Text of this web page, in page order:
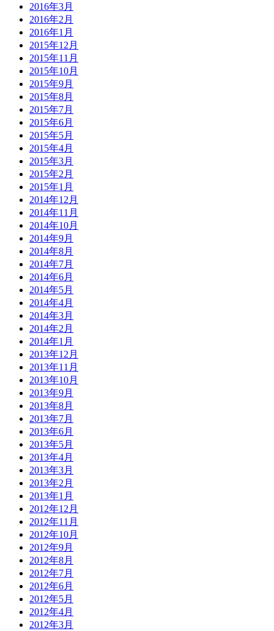
2016年3月
2016年2月
2016年1月
2015年12月
2015年11月
2015年10月
2015年9月
2015年8月
2015年7月
2015年6月
2015年5月
2015年4月
2015年3月
2015年2月
2015年1月
2014年12月
2014年11月
2014年10月
2014年9月
2014年8月
2014年7月
2014年6月
2014年5月
2014年4月
2014年3月
2014年2月
2014年1月
2013年12月
2013年11月
2013年10月
2013年9月
2013年8月
2013年7月
2013年6月
2013年5月
2013年4月
2013年3月
2013年2月
2013年1月
2012年12月
2012年11月
2012年10月
2012年9月
2012年8月
2012年7月
2012年6月
2012年5月
2012年4月
2012年3月